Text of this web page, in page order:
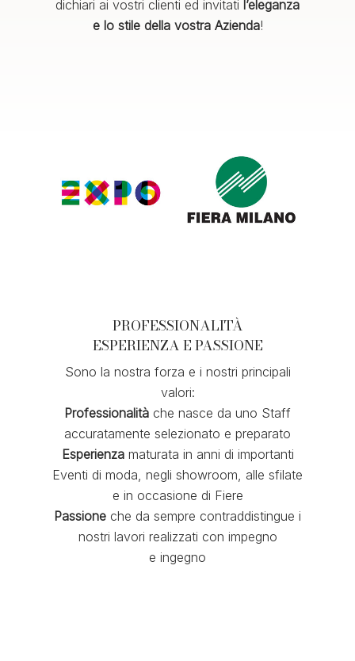
dichiari ai vostri clienti ed invitati l’eleganza
e lo stile della vostra Azienda!
PROFESSIONALITÀ
ESPERIENZA E PASSIONE
Sono la nostra forza e i nostri principali
valori:
Professionalità che nasce da uno Staff
accuratamente selezionato e preparato
Esperienzamaturata in anni di importanti
Eventi di moda, negli showroom, alle sfilate
e in occasione di Fiere
Passione che da sempre contraddistingue i
nostri lavori realizzati con impegno
e ingegno